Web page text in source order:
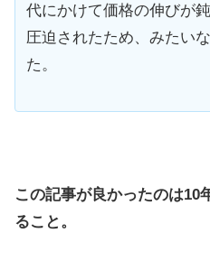
代にかけて価格の伸びが
圧迫されたため、みたい
た。
この記事が良かったのは10
ること。